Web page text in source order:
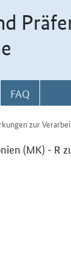
FAQ
zur
(MK) - R